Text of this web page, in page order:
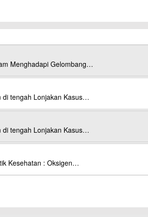
Menghadapi Gelombang…
di tengah Lonjakan Kasus…
di tengah Lonjakan Kasus…
Kesehatan : Oksigen…